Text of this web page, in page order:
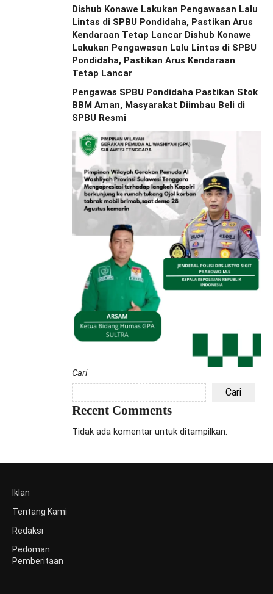
Dishub Konawe Lakukan Pengawasan Lalu
Lintas di SPBU Pondidaha, Pastikan Arus
Kendaraan Tetap Lancar Dishub Konawe
Lakukan Pengawasan Lalu Lintas di SPBU
Pondidaha, Pastikan Arus Kendaraan
Tetap Lancar
Pengawas SPBU Pondidaha Pastikan Stok
BBM Aman, Masyarakat Diimbau Beli di
SPBU Resmi
Cari
Cari
Recent Comments
Tidak ada komentar untuk ditampilkan.
Iklan
Tentang Kami
Redaksi
Pedoman
Pemberitaan